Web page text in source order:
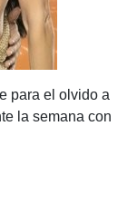
para el olvido a
la semana con